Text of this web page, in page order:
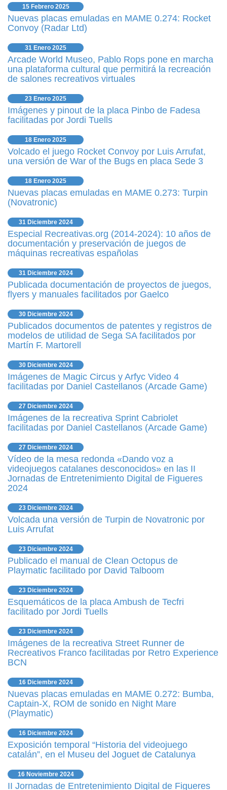
15 Febrero 2025
Nuevas placas emuladas en MAME 0.274: Rocket
Convoy (Radar Ltd)
31 Enero 2025
Arcade World Museo, Pablo Rops pone en marcha
una plataforma cultural que permitirá la recreación
de salones recreativos virtuales
23 Enero 2025
Imágenes y pinout de la placa Pinbo de Fadesa
facilitadas por Jordi Tuells
18 Enero 2025
Volcado el juego Rocket Convoy por Luis Arrufat,
una versión de War of the Bugs en placa Sede 3
18 Enero 2025
Nuevas placas emuladas en MAME 0.273: Turpin
(Novatronic)
31 Diciembre 2024
Especial Recreativas.org (2014-2024): 10 años de
documentación y preservación de juegos de
máquinas recreativas españolas
31 Diciembre 2024
Publicada documentación de proyectos de juegos,
flyers y manuales facilitados por Gaelco
30 Diciembre 2024
Publicados documentos de patentes y registros de
modelos de utilidad de Sega SA facilitados por
Martín F. Martorell
30 Diciembre 2024
Imágenes de Magic Circus y Arfyc Video 4
facilitadas por Daniel Castellanos (Arcade Game)
27 Diciembre 2024
Imágenes de la recreativa Sprint Cabriolet
facilitadas por Daniel Castellanos (Arcade Game)
27 Diciembre 2024
Vídeo de la mesa redonda «Dando voz a
videojuegos catalanes desconocidos» en las II
Jornadas de Entretenimiento Digital de Figueres
2024
23 Diciembre 2024
Volcada una versión de Turpin de Novatronic por
Luis Arrufat
23 Diciembre 2024
Publicado el manual de Clean Octopus de
Playmatic facilitado por David Talboom
23 Diciembre 2024
Esquemáticos de la placa Ambush de Tecfri
facilitado por Jordi Tuells
23 Diciembre 2024
Imágenes de la recreativa Street Runner de
Recreativos Franco facilitadas por Retro Experience
BCN
16 Diciembre 2024
Nuevas placas emuladas en MAME 0.272: Bumba,
Captain-X, ROM de sonido en Night Mare
(Playmatic)
16 Diciembre 2024
Exposición temporal “Historia del videojuego
catalán”, en el Museu del Joguet de Catalunya
16 Noviembre 2024
II Jornadas de Entretenimiento Digital de Figueres